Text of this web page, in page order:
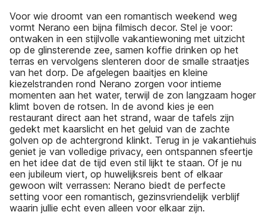
Voor wie droomt van een romantisch weekend weg
vormt Nerano een bijna filmisch decor. Stel je voor:
ontwaken in een stijlvolle vakantiewoning met uitzicht
op de glinsterende zee, samen koffie drinken op het
terras en vervolgens slenteren door de smalle straatjes
van het dorp. De afgelegen baaitjes en kleine
kiezelstranden rond Nerano zorgen voor intieme
momenten aan het water, terwijl de zon langzaam hoger
klimt boven de rotsen. In de avond kies je een
restaurant direct aan het strand, waar de tafels zijn
gedekt met kaarslicht en het geluid van de zachte
golven op de achtergrond klinkt. Terug in je vakantiehuis
geniet je van volledige privacy, een ontspannen sfeertje
en het idee dat de tijd even stil lijkt te staan. Of je nu
een jubileum viert, op huwelijksreis bent of elkaar
gewoon wilt verrassen: Nerano biedt de perfecte
setting voor een romantisch, gezinsvriendelijk verblijf
waarin jullie echt even alleen voor elkaar zijn.